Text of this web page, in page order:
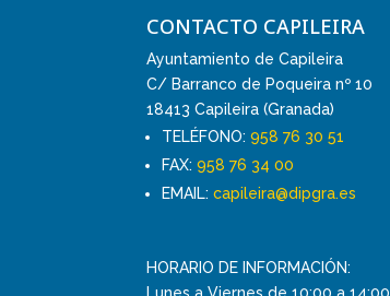
CONTACTO CAPILEIRA
Ayuntamiento de Capileira
C/ Barranco de Poqueira nº 10
18413 Capileira (Granada)
TELÉFONO:958 76 30 51
FAX:958 76 34 00
EMAIL:capileira@dipgra.es
HORARIO DE INFORMACIÓN: